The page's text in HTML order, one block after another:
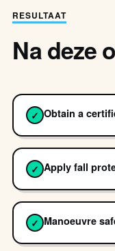
RESULTAAT
Na deze
✓ Obtain a
✓ Apply fall
✓ Manoeuvre